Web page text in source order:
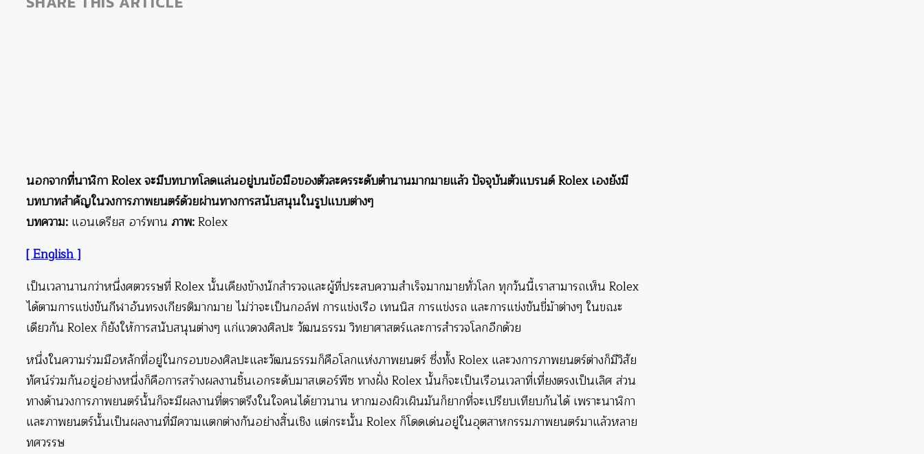
นอกจากที่นาฬิกา Rolex จะมีบทบาทโลดแล่นอยู่บนข้อมือของตัวละครระดับตำนานมากมายแล้ว ปัจจุบันตัวแบรนด์ Rolex เองยังมี
บทบาทสำคัญในวงการภาพยนตร์ด้วยผ่านทางการสนับสนุนในรูปแบบต่างๆ
บทความ: แอนเดรียส อาร์พาน ภาพ:Rolex
[ English ]
เป็นเวลานานกว่าหนึ่งศตวรรษที่ Rolex นั้นเคียงข้างนักสำรวจและผู้ที่ประสบความสำเร็จมากมายทั่วโลก ทุกวันนี้เราสามารถเห็น Rolex
ได้ตามการแข่งขันกีฬาอันทรงเกียรติมากมาย ไม่ว่าจะเป็นกอล์ฟ การแข่งเรือ เทนนิส การแข่งรถ และการแข่งขันขี่ม้าต่างๆ ในขณะ
เดียวกัน Rolex ก็ยังให้การสนับสนุนต่างๆ แก่แวดวงศิลปะ วัฒนธรรม วิทยาศาสตร์และการสำรวจโลกอีกด้วย
หนึ่งในความร่วมมือหลักที่อยู่ในกรอบของศิลปะและวัฒนธรรมก็คือโลกแห่งภาพยนตร์ ซึ่งทั้ง Rolex และวงการภาพยนตร์ต่างก็มีวิสัย
ทัศน์ร่วมกันอยู่อย่างหนึ่งก็คือการสร้างผลงานชิ้นเอกระดับมาสเตอร์พีซ ทางฝั่ง Rolex นั้นก็จะเป็นเรือนเวลาที่เที่ยงตรงเป็นเลิศ ส่วน
ทางด้านวงการภาพยนตร์นั้นก็จะมีผลงานที่ตราตรึงในใจคนได้ยาวนาน หากมองผิวเผินมันก็ยากที่จะเปรียบเทียบกันได้ เพราะนาฬิกา
และภาพยนตร์นั้นเป็นผลงานที่มีความแตกต่างกันอย่างสิ้นเชิง แต่กระนั้น Rolex ก็โดดเด่นอยู่ในอุตสาหกรรมภาพยนตร์มาแล้วหลาย
ทศวรรษ